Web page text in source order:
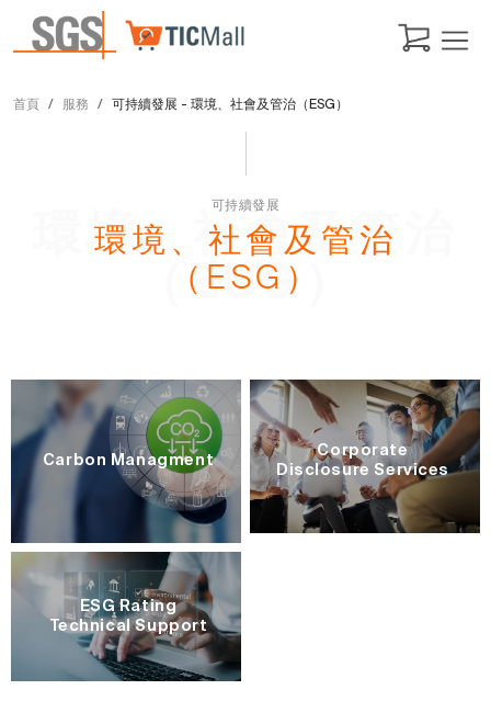
首頁 服務 可持續發展 - 環境、社會及管治（ESG）
可持續發展
環境、社會及管治
（ESG）
環境、社會及管治
（ESG）
Carbon Managment
Corporate
Disclosure Services
ESG Rating
Technical Support